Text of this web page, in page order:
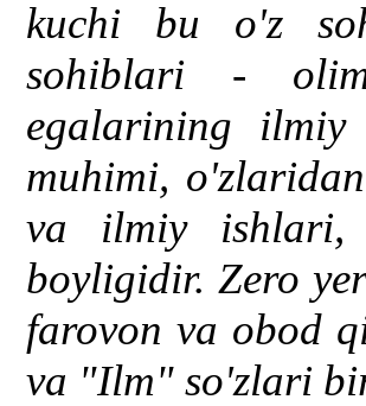
kuchi bu o'z
sohiblari -
egalarining
muhimi,
va ilmiy ishlari,
boyligidir. Zero
farovon va obod
va "Ilm" so'zlari